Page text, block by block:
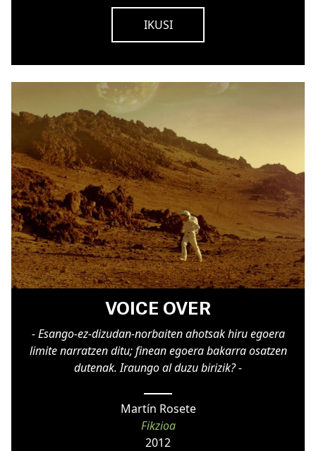
IKUSI
VOICE OVER
- Esango-ez-dizudan-norbaiten ahotsak hiru egoera
limite narratzen ditu; finean egoera bakarra osatzen
dutenak. Iraungo al duzu birizik? -
Martín Rosete
Fikzioa
2012